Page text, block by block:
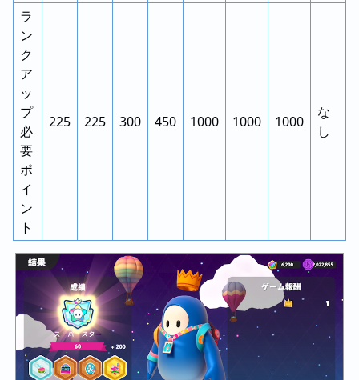
ラ
ン
ク
ア
ッ
プ
必
要
ポ
イ
ン
ト
225 225 300 450 1000 1000 1000
な
し